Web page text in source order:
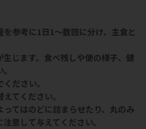
を参考に1日1～数回に分け、主食と
生じます。食べ残しや便の様子、健
ださい。
てください。
ってはのどに詰まらせたり、丸のみ
意して与えてください。